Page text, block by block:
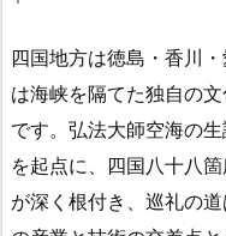
四国地方は徳島・香川
は海峡を隔てた独自の
です。弘法大師空海の
を起点に、四国八十八
が深く根付き、巡礼の